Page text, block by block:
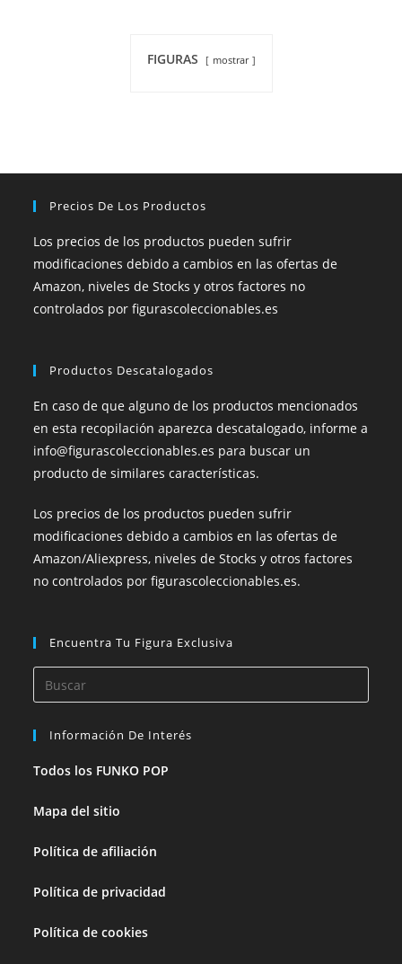
FIGURAS mostrar
Precios De Los Productos
Los precios de los productos pueden sufrir
modificaciones debido a cambios en las ofertas de
Amazon, niveles de Stocks y otros factores no
controlados por figurascoleccionables.es
Productos Descatalogados
En caso de que alguno de los productos mencionados
en esta recopilación aparezca descatalogado, informe a
info@figurascoleccionables.es para buscar un
producto de similares características.
Los precios de los productos pueden sufrir
modificaciones debido a cambios en las ofertas de
Amazon/Aliexpress, niveles de Stocks y otros factores
no controlados por figurascoleccionables.es.
Encuentra Tu Figura Exclusiva
Información De Interés
Todos los FUNKO POP
Mapa del sitio
Política de afiliación
Política de privacidad
Política de cookies